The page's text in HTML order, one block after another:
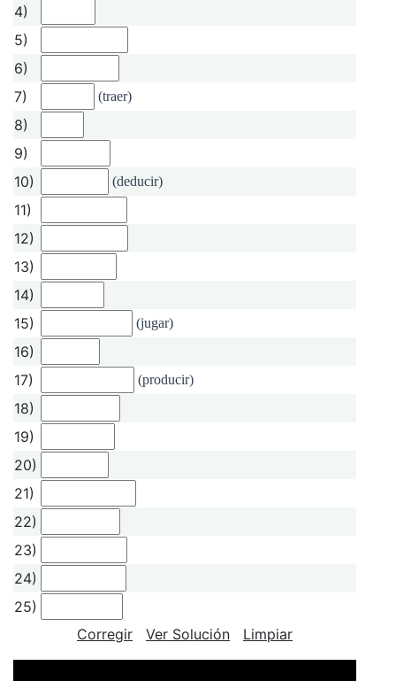
4)
5)
6)
7)
(traer)
8)
9)
10)
(deducir)
11)
12)
13)
14)
15)
(jugar)
16)
17)
(producir)
18)
19)
20)
21)
22)
23)
24)
25)
Corregir
Ver Solución Limpiar